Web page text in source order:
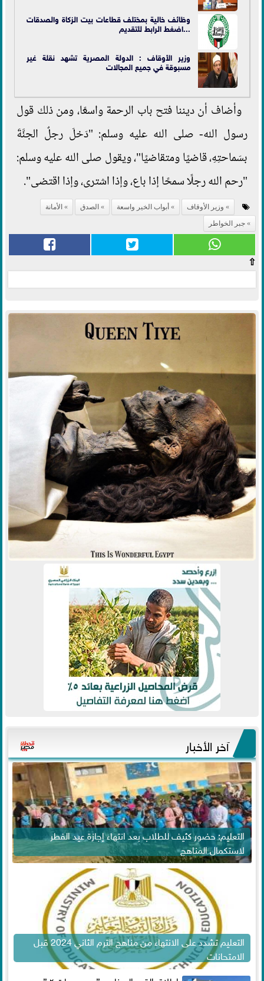
وظائف خالية بمختلف قطاعات بيت الزكاة والصدقات
...اضغط الرابط للتقديم
وزير الأوقاف : الدولة المصرية تشهد نقلة غير
مسبوقة في جميع المجالات
وأضاف أن ديننا فتح باب الرحمة واسعًا، ومن ذلك قول
رسول الله- صلى الله عليه وسلم: "دَخلَ رجلٌ الجنَّةَ
بسَماحتِهِ، قاضيًا ومتقاضيًا"، ويقول صلى الله عليه وسلم:
"رحم الله رجلًا سمحًا إذا باع، وإذا اشترى، وإذا اقتضى".
وزير الأوقاف أبواب الخير واسعة الصدق
الأمانة
جبر الخواطر
⇧
آخر الأخبار
التعليم: حضور كثيف للطلاب بعد انتهاء إجازة عيد الفطر
لاستكمال المناهج
التعليم تشدد على الانتهاء من مناهج الترم الثاني 2024 قبل
الامتحانات